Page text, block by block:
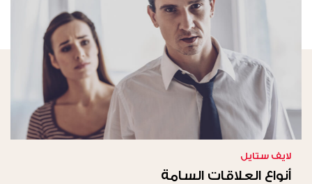
لايف ستايل
أنواع العلاقات السامة